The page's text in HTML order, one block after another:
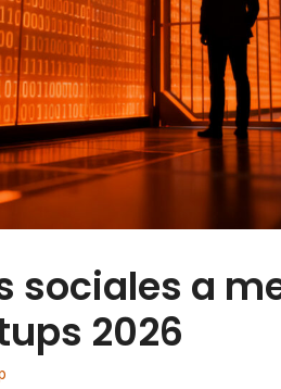
sociales a
2026